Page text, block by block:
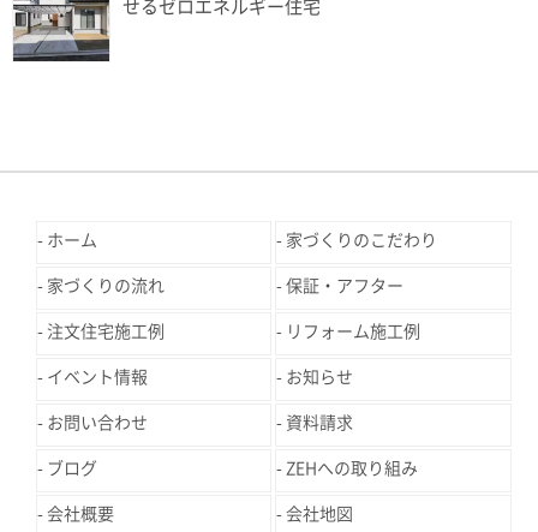
せるゼロエネルギー住宅
ホーム 家づくりのこだわり
家づくりの流れ 保証・アフター
注文住宅施工例 リフォーム施工例
イベント情報 お知らせ
お問い合わせ 資料請求
ブログ ZEHへの取り組み
会社概要 会社地図